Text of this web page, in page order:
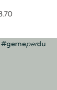
#gerneperdu